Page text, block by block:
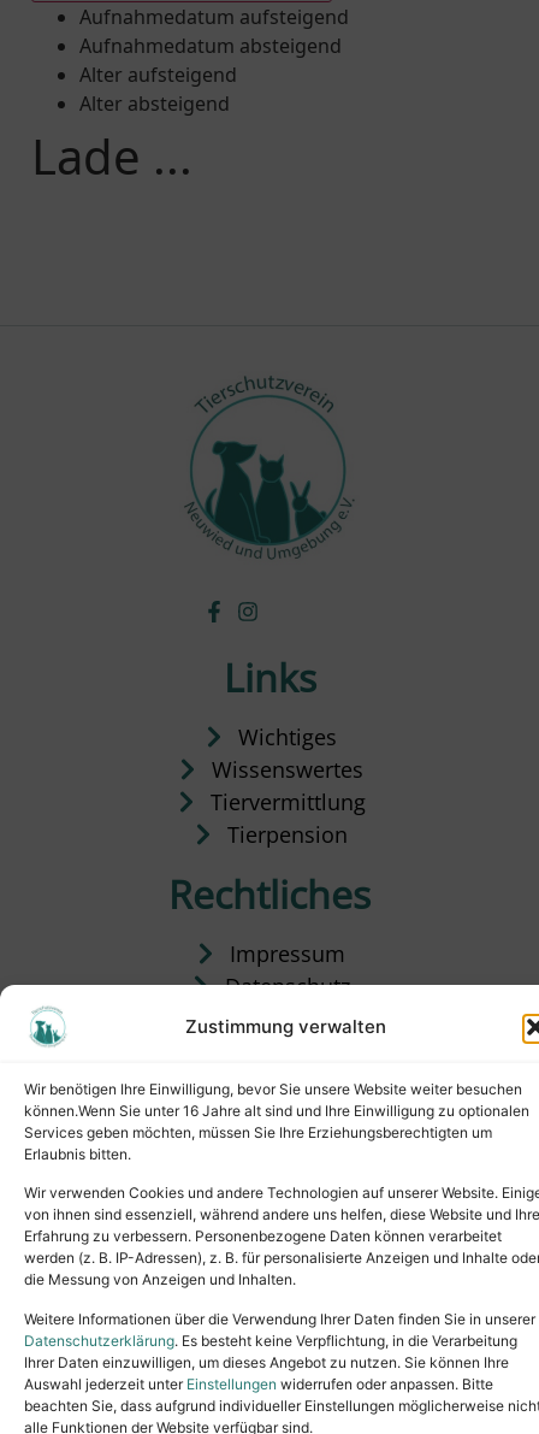
Zustimmung verwalten
Wir benötigen Ihre Einwilligung, bevor Sie unsere Website weiter besuchen
können.Wenn Sie unter 16 Jahre alt sind und Ihre Einwilligung zu optionalen
Services geben möchten, müssen Sie Ihre Erziehungsberechtigten um
Erlaubnis bitten.
Wir verwenden Cookies und andere Technologien auf unserer Website.
von ihnen sind essenziell, während andere uns helfen, diese Website und Ihre
Erfahrung zu verbessern. Personenbezogene Daten können verarbeitet
werden (z. B. IP-Adressen), z. B. für personalisierte Anzeigen und Inhalte
die Messung von Anzeigen und Inhalten.
Weitere Informationen über die Verwendung Ihrer Daten finden Sie in unserer
Datenschutzerklärung. Es besteht keine Verpflichtung, in die Verarbeitung
Ihrer Daten einzuwilligen, um dieses Angebot zu nutzen. Sie können Ihre
Auswahl jederzeit unter Einstellungen widerrufen oder anpassen. Bitte
beachten Sie, dass aufgrund individueller Einstellungen möglicherweise
alle Funktionen der Website verfügbar sind.
Aufnahmedatum aufsteigend
Aufnahmedatum absteigend
Alter aufsteigend
Alter absteigend
Lade ...
Links
Wichtiges
Wissenswertes
Tiervermittlung
Tierpension
Rechtliches
Impressum
Datenschutz
Satzung
Copyright © 2024. All rights reserved.
Tel.: (02631) 55356buero@tierheim-neuwied.de
Ludwigshof 1, 56567 Neuwied